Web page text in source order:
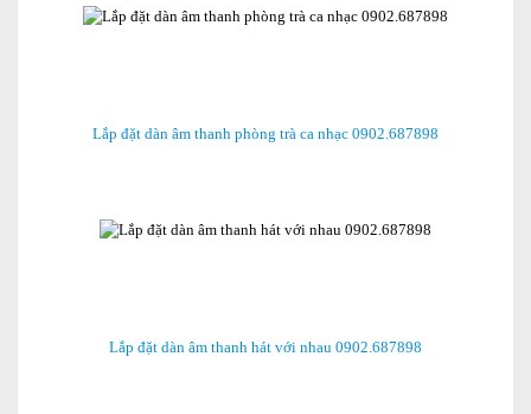
Lắp đặt dàn âm thanh phòng trà ca nhạc 0902.687898
Lắp đặt dàn âm thanh hát với nhau 0902.687898